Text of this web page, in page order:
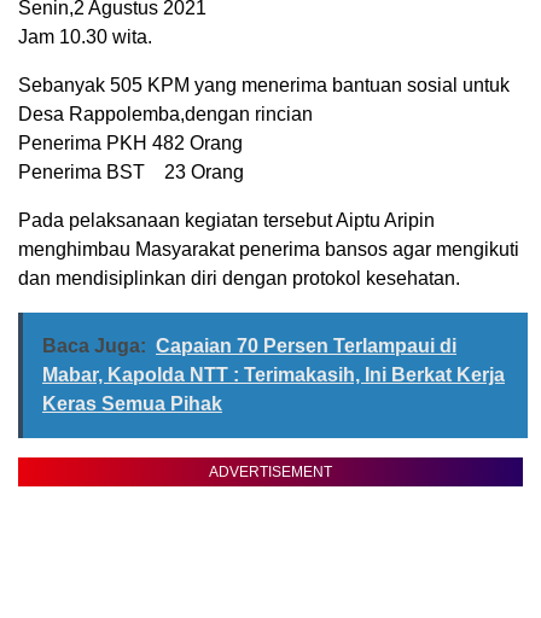
Senin,2 Agustus 2021
Jam 10.30 wita.
Sebanyak 505 KPM yang menerima bantuan sosial untuk
Desa Rappolemba,dengan rincian
Penerima PKH 482 Orang
Penerima BST 23 Orang
Pada pelaksanaan kegiatan tersebut Aiptu Aripin
menghimbau Masyarakat penerima bansos agar mengikuti
dan mendisiplinkan diri dengan protokol kesehatan.
Baca Juga: Capaian 70 Persen Terlampaui di
Mabar, Kapolda NTT : Terimakasih, Ini Berkat Kerja
Keras Semua Pihak
ADVERTISEMENT